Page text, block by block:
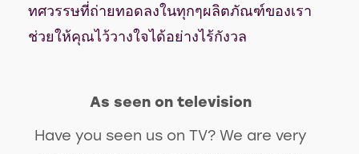
ทศวรรษที่ถ่ายทอดลงในทุกๆผลิตภัณฑ์ของเรา
ช่วยให้คุณไว้วางใจได้อย่างไร้กังวล
As seen on television
Have you seen us on TV? We are very